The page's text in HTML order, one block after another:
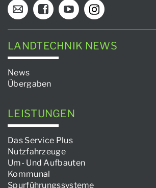
LANDTECHNIK NEWS
News
Übergaben
LEISTUNGEN
Das Service Plus
Nutzfahrzeuge
Um- Und Aufbauten
Kommunal
Spurführungssysteme